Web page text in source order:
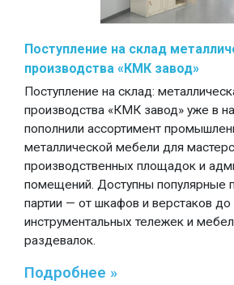
Поступление на склад
производства «КМК завод»
Поступление на склад:
производства «КМК завод» уже в
пополнили ассортимент
металлической мебели для
производственных площадок и
помещений. Доступны популярные
партии — от шкафов и верстаков до
инструментальных тележек и
раздевалок.
Подробнее »